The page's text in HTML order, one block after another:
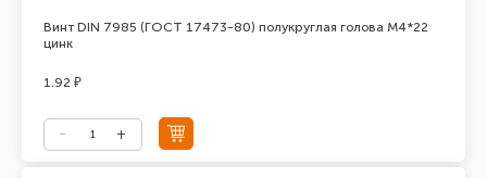
Винт DIN 7985 (ГОСТ 17473-80) полукруглая голова М4*22
цинк
1.92 ₽